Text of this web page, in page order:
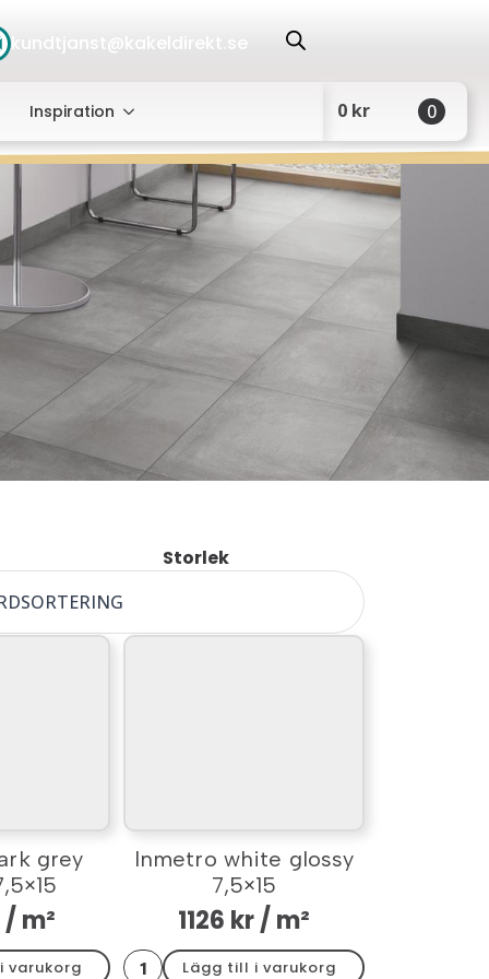
kundtjanst@kakeldirekt.se
Inspiration 0 kr 0
Storlek
grey
/ m²
varukorg
Inmetro white glossy
7,5×15
1126 kr/ m²
InmetroLägg till i varukorg